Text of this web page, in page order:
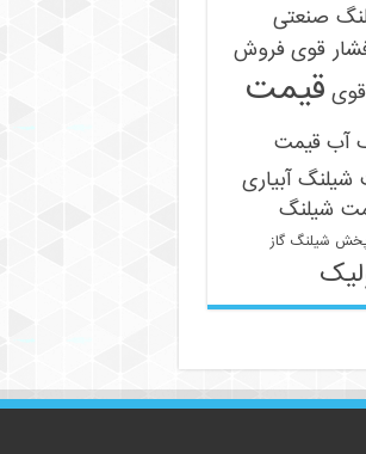
صنعتی
قوی فروش
قیمت
آب قیمت
شیلنگ آبیاری
شیلنگ
شیلنگ گاز